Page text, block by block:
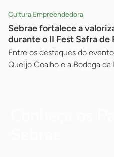
Cultura Empreendedora
Sebrae fortalece a
durante o II Fest Safra
Entre os destaques do
Queijo Coalho e a Bodega da